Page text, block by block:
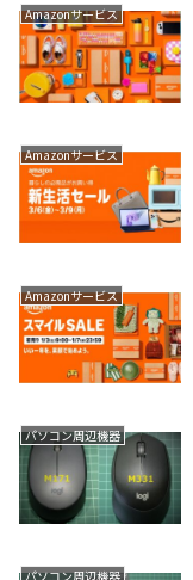
Amazonサービス
Amazonサービス
Amazonサービス
パソコン周辺機器
パソコン周辺機器